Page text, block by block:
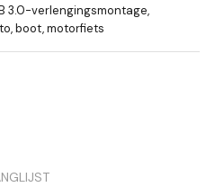
3.0-verlengingsmontage,
boot, motorfiets